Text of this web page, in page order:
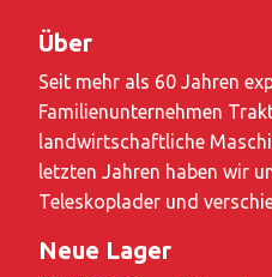
Über
Seit mehr als 60 Jahren
Familienunternehmen
landwirtschaftliche
letzten Jahren haben wir
Teleskoplader und
Neue Lager